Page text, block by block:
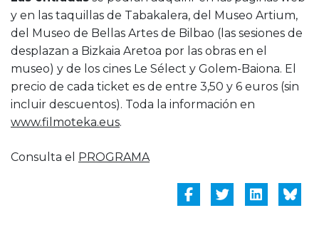
y en las taquillas de Tabakalera, del Museo Artium,
del Museo de Bellas Artes de Bilbao (las sesiones de
desplazan a Bizkaia Aretoa por las obras en el
museo) y de los cines Le Sélect y Golem-Baiona. El
precio de cada ticket es de entre 3,50 y 6 euros (sin
incluir descuentos). Toda la información en
www.filmoteka.eus.
Consulta el PROGRAMA